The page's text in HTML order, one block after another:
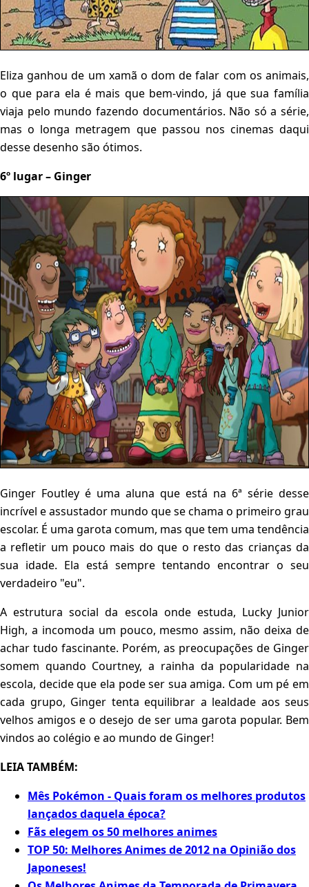
Eliza ganhou de um xamã o dom de falar com os animais,
o que para ela é mais que bem-vindo, já que sua família
viaja pelo mundo fazendo documentários. Não só a série,
mas o longa metragem que passou nos cinemas daqui
desse desenho são ótimos.
6º lugar – Ginger
Ginger Foutley é uma aluna que está na 6ª série desse
incrível e assustador mundo que se chama o primeiro grau
escolar. É uma garota comum, mas que tem uma tendência
a refletir um pouco mais do que o resto das crianças da
sua idade. Ela está sempre tentando encontrar o seu
verdadeiro "eu".
A estrutura social da escola onde estuda, Lucky Junior
High, a incomoda um pouco, mesmo assim, não deixa de
achar tudo fascinante. Porém, as preocupações de Ginger
somem quando Courtney, a rainha da popularidade na
escola, decide que ela pode ser sua amiga. Com um pé em
cada grupo, Ginger tenta equilibrar a lealdade aos seus
velhos amigos e o desejo de ser uma garota popular. Bem
vindos ao colégio e ao mundo de Ginger!
LEIA TAMBÉM:
Mês Pokémon - Quais foram os melhores produtos
lançados daquela época?
Fãs elegem os 50 melhores animes
TOP 50: Melhores Animes de 2012 na Opinião dos
Japoneses!